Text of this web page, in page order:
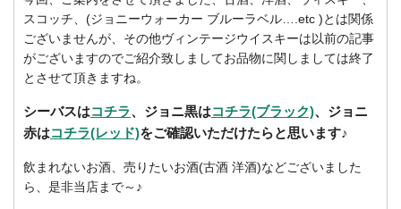
スコッチ、(ジョニーウォーカー ブルーラベル….etc )とは関係
ございませんが、その他ヴィンテージウイスキーは以前の記事
がございますのでご紹介致しましてお品物に関しましては終了
とさせて頂きますね。
シーバスはコチラ、ジョニ黒はコチラ(ブラック)、ジョニ
赤はコチラ(レッド)をご確認いただけたらと思います♪
飲まれないお酒、売りたいお酒(古酒 洋酒)などございました
ら、是非当店まで～♪